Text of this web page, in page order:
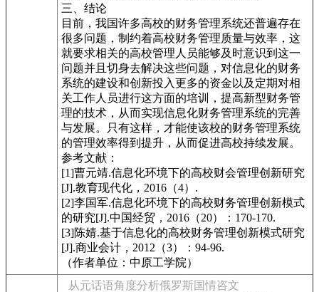
三、结论
目前，我国许多高校的财务管理系统还普遍存在
很多问题，制约着高校财务管理质量与效率，这
就要求相关的高校管理人员能够及时意识到这一
问题并且切身去解决这些问题，对信息化的财务
系统的建设和创新投入更多的资金以及定期对相
关工作人员进行这方面的培训，提高新型财务管
理的技术，从而实现信息化财务管理系统的完善
与发展。只有这样，才能使该校的财务管理系统
的管理效率得到提升，从而促进高校持续发展。
参考文献：
[1]曹元靖.信息化环境下的高校财会管理创新研究
[J].教育现代化，2016（4）.
[2]李国军.信息化环境下的高校财务管理创新模式
的研究[J].中国经贸，2016（20）：170-170.
[3]陈婧.基于信息化的高校财务管理创新模式研究
[J].商业会计，2012（3）：94-96.
（作者单位：中原工学院）
从元话语角度分析俄罗斯国情咨文